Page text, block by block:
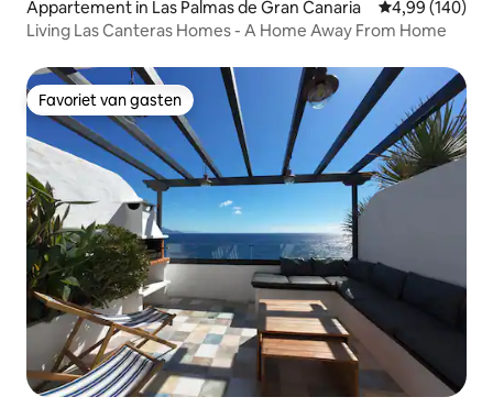
Appartement in Las Palmas de Gran Canaria Gemiddelde
4,99 (140)
Living Las Canteras Homes - A Home Away From Home
Favoriet van gasten
Favoriet van gasten